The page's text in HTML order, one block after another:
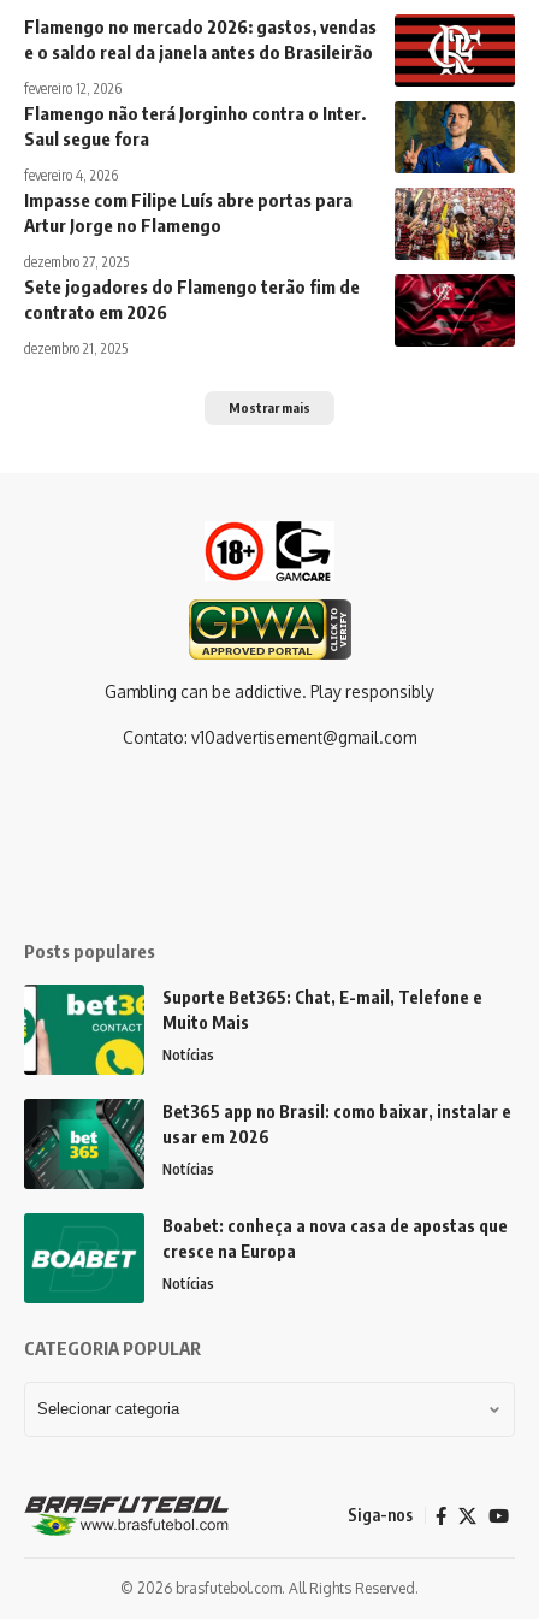
Flamengo no mercado 2026: gastos, vendas
e o saldo real da janela antes do Brasileirão
fevereiro 12, 2026
Flamengo não terá Jorginho contra o Inter.
Saul segue fora
fevereiro 4, 2026
Impasse com Filipe Luís abre portas para
Artur Jorge no Flamengo
dezembro 27, 2025
Sete jogadores do Flamengo terão fim de
contrato em 2026
dezembro 21, 2025
Mostrar mais
Gambling can be addictive. Play responsibly
Contato: v10advertisement@gmail.com
Posts populares
Suporte Bet365: Chat, E-mail, Telefone e
Muito Mais
Notícias
Bet365 app no Brasil: como baixar, instalar e
usar em 2026
Notícias
Boabet: conheça a nova casa de apostas que
cresce na Europa
Notícias
CATEGORIA POPULAR
Siga-nos
© 2026 brasfutebol.com. All Rights Reserved.